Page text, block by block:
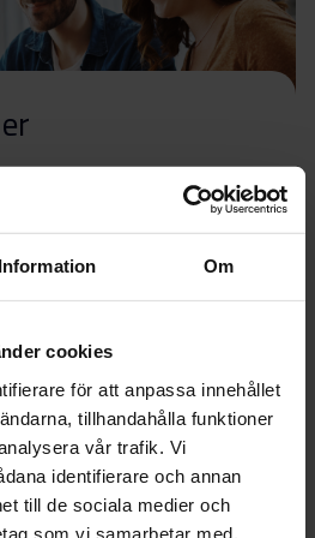
Information Om
cookies
för att anpassa innehållet
tillhandahålla funktioner
vår trafik. Vi
identifierare och annan
till de sociala medier och
som vi samarbetar med.
Ladda ner
(DK)
Ladda ner
(FI)
Ladda ner
Visa mer